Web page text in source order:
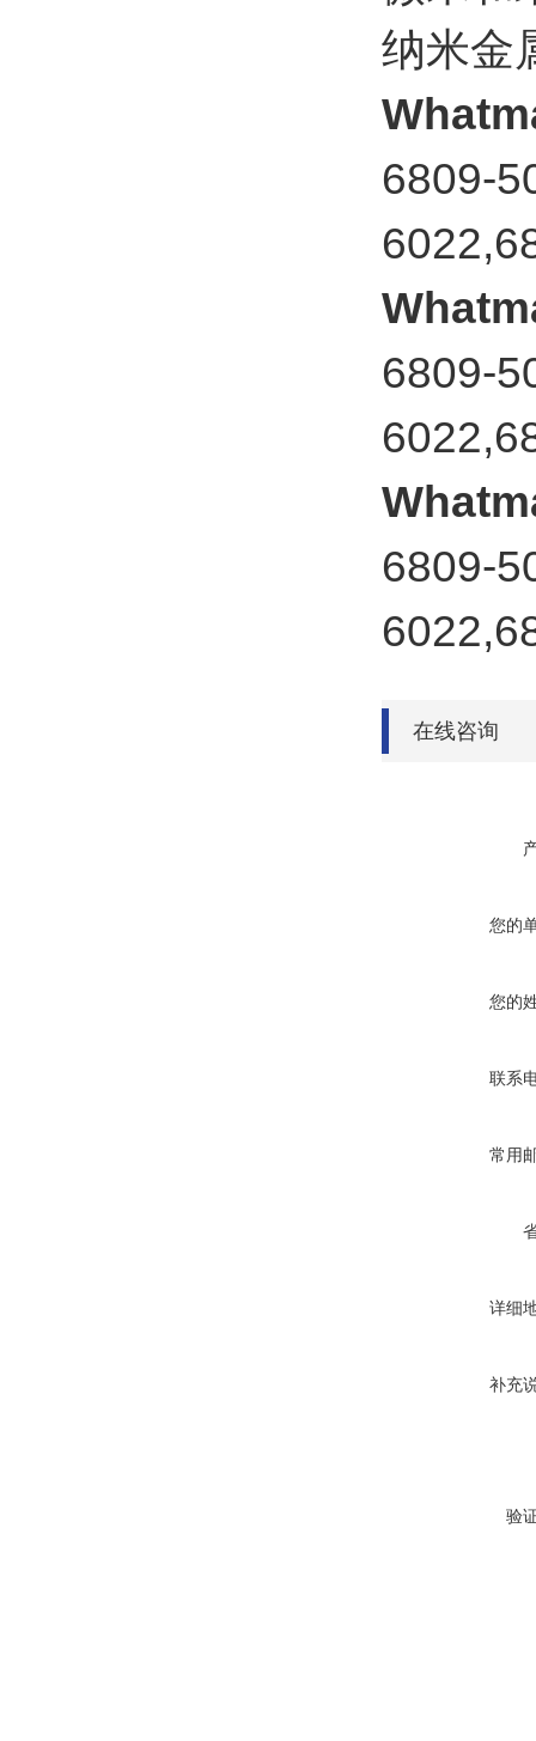
纳米金
6809-
6809-
6809-
在线咨询
您的
您的
联系
常用
详细
补充
验